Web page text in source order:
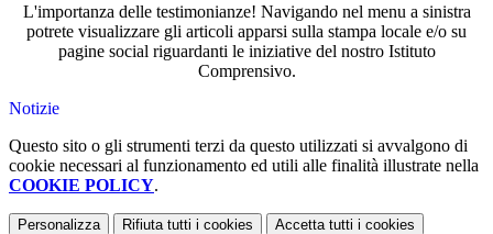
L'importanza delle testimonianze! Navigando nel menu a sinistra
potrete visualizzare gli articoli apparsi sulla stampa locale e/o su
pagine social riguardanti le iniziative del nostro Istituto
Comprensivo.
Notizie
Questo sito o gli strumenti terzi da questo utilizzati si avvalgono di
cookie necessari al funzionamento ed utili alle finalità illustrate nella
COOKIE POLICY.
Personalizza Rifiuta tutti i cookies Accetta tutti i cookies